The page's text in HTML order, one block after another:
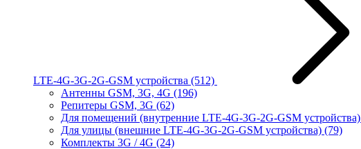
LTE-4G-3G-2G-GSM устройства (512)
Антенны GSM, 3G, 4G (196)
Репитеры GSM, 3G (62)
Для помещений (внутренние LTE-4G-3G-2G-GSM устройства)
Для улицы (внешние LTE-4G-3G-2G-GSM устройства) (79)
Комплекты 3G / 4G (24)